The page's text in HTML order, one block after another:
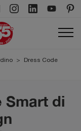
>
Dress Code
Smart di